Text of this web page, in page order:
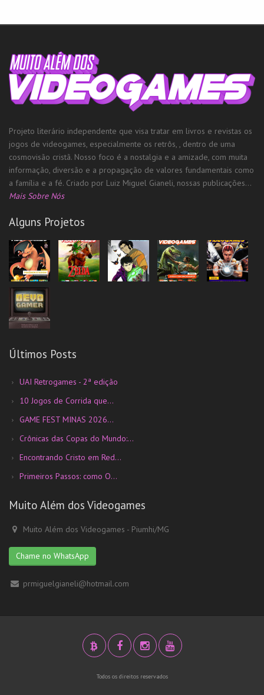
Projeto literário independente que visa tratar em livros e revistas os
jogos de videogames, especialmente os retrôs, , dentro de uma
cosmovisão cristã. Nosso foco é a nostalgia e a amizade, com muita
informação, diversão e a propagação de valores fundamentais como
a família e a fé. Criado por Luiz Miguel Gianeli, nossas publicações...
Mais Sobre Nós
Alguns Projetos
Últimos Posts
UAI Retrogames - 2ª edição
10 Jogos de Corrida que...
GAME FEST MINAS 2026...
Crônicas das Copas do Mundo:...
Encontrando Cristo em Red...
Primeiros Passos: como O...
Muito Além dos Videogames
Muito Além dos Videogames - Piumhi/MG
Chame no WhatsApp
prmiguelgianeli@hotmail.com
Todos os direitos reservados